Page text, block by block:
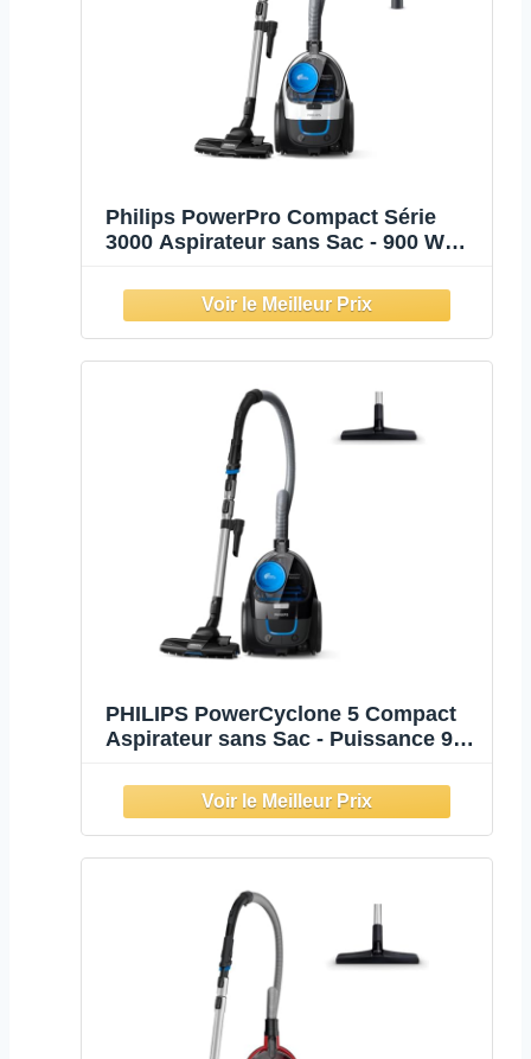
Philips PowerPro Compact Série
3000 Aspirateur sans Sac - 900 W
(FC9332/09)
PHILIPS PowerCyclone 5 Compact
Aspirateur sans Sac - Puissance 900
Technologie PowerCyclone,
Aspiration 99,9% Poussière Fine,
Brosse TriActive (FC9331/09)